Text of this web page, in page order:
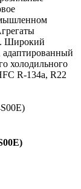
Широкий
адаптированный
холодильного
R-134a, R22